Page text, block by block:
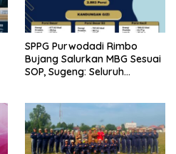
SPPG Purwodadi Rimbo
Bujang Salurkan MBG Sesuai
SOP, Sugeng: Seluruh